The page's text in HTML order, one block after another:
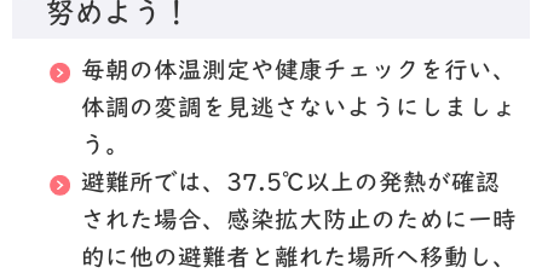
努めよう！
毎朝の体温測定や健康チェックを行い、
体調の変調を見逃さないようにしましょ
う。
避難所では、37.5℃以上の発熱が確認
された場合、感染拡大防止のために一時
的に他の避難者と離れた場所へ移動し、